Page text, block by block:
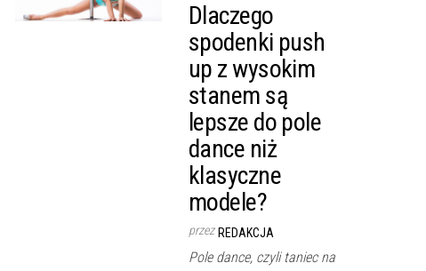
Dlaczego
spodenki push
up z wysokim
stanem są
lepsze do pole
dance niż
klasyczne
modele?
przez REDAKCJA
Pole dance, czyli taniec na